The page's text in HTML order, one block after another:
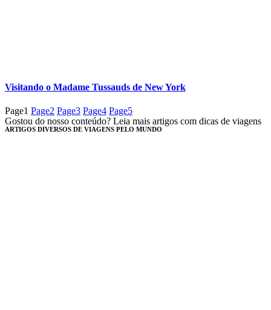
Visitando o Madame Tussauds de New York
Page1 Page2 Page3 Page4 Page5
Gostou do nosso conteúdo? Leia mais artigos com dicas de viagens
ARTIGOS DIVERSOS DE VIAGENS PELO MUNDO​